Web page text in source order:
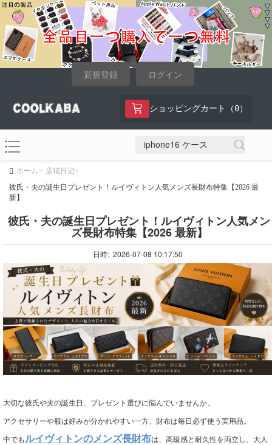
新規登録 ログイン
ショッピングカート（ 0）
ホーム> 店铺日记>
彼氏・夫の誕生日プレゼント！ルイヴィトン人気メンズ長財布特集【2026 最
新】
彼氏・夫の誕生日プレゼント！ルイヴィトン人気メン
ズ長財布特集【2026 最新】
日時: 2026-07-08 10:17:50
大切な彼氏や夫の誕生日、プレゼント選びに悩んでいませんか。
アクセサリーや服は好みが分かれやすい一方、財布は毎日必ず使う実用品。
中でもルイヴィトンのメンズ長財布は、高級感と耐久性を両立し、大人